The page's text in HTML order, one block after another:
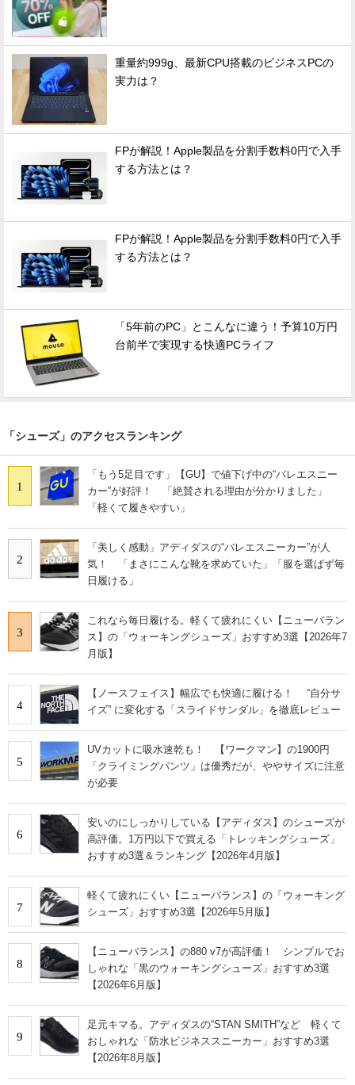
重量約999g、最新CPU搭載のビジネスPCの
実力は？
FPが解説！Apple製品を分割手数料0円で入手
する方法とは？
FPが解説！Apple製品を分割手数料0円で入手
する方法とは？
「5年前のPC」とこんなに違う！予算10万円
台前半で実現する快適PCライフ
「シューズ」のアクセスランキング
1
「もう5足目です」【GU】で値下げ中の“バレエスニー
カー”が好評！ 「絶賛される理由が分かりました」
「軽くて履きやすい」
2
「美しく感動」アディダスの“バレエスニーカー”が人
気！ 「まさにこんな靴を求めていた」「服を選ばず毎
日履ける」
3
これなら毎日履ける。軽くて疲れにくい【ニューバラン
ス】の「ウォーキングシューズ」おすすめ3選【2026年7
月版】
4
【ノースフェイス】幅広でも快適に履ける！ “自分サ
イズ” に変化する「スライドサンダル」を徹底レビュー
5
UVカットに吸水速乾も！ 【ワークマン】の1900円
「クライミングパンツ」は優秀だが、ややサイズに注意
が必要
6
安いのにしっかりしている【アディダス】のシューズが
高評価。1万円以下で買える「トレッキングシューズ」
おすすめ3選＆ランキング【2026年4月版】
7
軽くて疲れにくい【ニューバランス】の「ウォーキング
シューズ」おすすめ3選【2026年5月版】
8
【ニューバランス】の880 v7が高評価！ シンプルでお
しゃれな「黒のウォーキングシューズ」おすすめ3選
【2026年6月版】
9
足元キマる。アディダスの“STAN SMITH”など 軽くて
おしゃれな「防水ビジネススニーカー」おすすめ3選
【2026年8月版】